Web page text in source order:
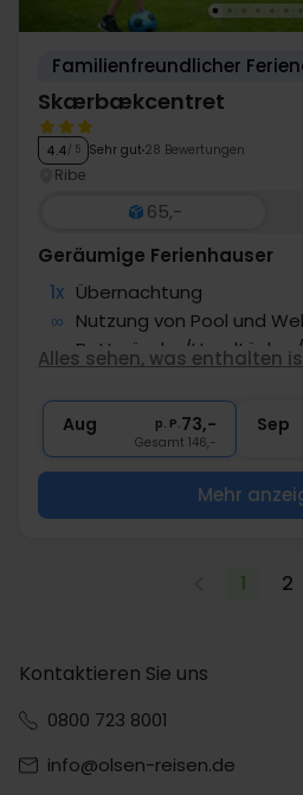
Familienfreundlicher
Skærbækcentret
4.4/ 5 Sehr gut 28 Bewertungen
Ribe
65,-
Geräumige Ferienhauser
1x Übernachtung
∞ Nutzung von Pool und
∞ Bettwäsche/Handtücher/
1x Strom, Wasser und Gas
Alles sehen, was enthalten
Aug p. P.73,-
Gesamt 146,-
Sep
Mehr
1 2
Kontaktieren Sie uns
0800 723 8001
info@olsen-reisen.de